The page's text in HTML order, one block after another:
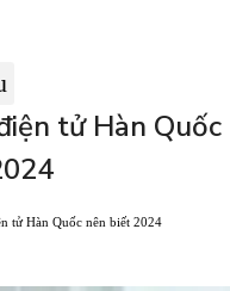
tử Hàn Quốc
tử Hàn Quốc nên biết 2024